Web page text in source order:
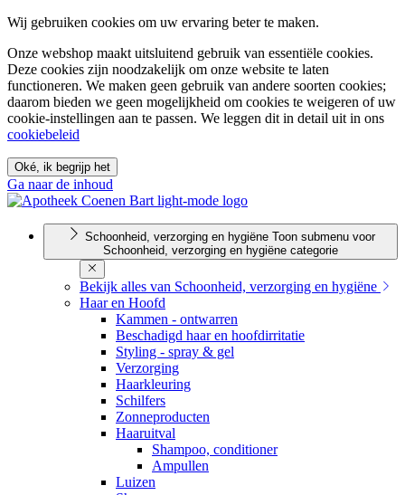
Wij gebruiken cookies om uw ervaring beter te maken.
Onze webshop maakt uitsluitend gebruik van essentiële cookies.
Deze cookies zijn noodzakelijk om onze website te laten
functioneren. We maken geen gebruik van andere soorten cookies;
daarom bieden we geen mogelijkheid om cookies te weigeren of uw
cookie-instellingen aan te passen. We leggen dit in detail uit in ons
cookiebeleid
Oké, ik begrijp het
Ga naar de inhoud
Schoonheid, verzorging en hygiëne Toon submenu voor
Schoonheid, verzorging en hygiëne categorie
Bekijk alles van Schoonheid, verzorging en hygiëne
Haar en Hoofd
Kammen - ontwarren
Beschadigd haar en hoofdirritatie
Styling - spray & gel
Verzorging
Haarkleuring
Schilfers
Zonneproducten
Haaruitval
Shampoo, conditioner
Ampullen
Luizen